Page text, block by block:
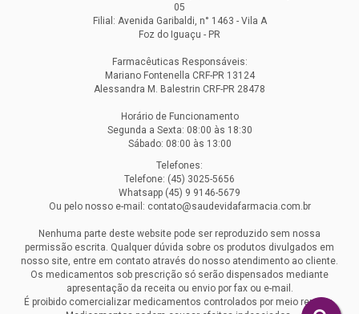
05
Filial: Avenida Garibaldi, n° 1463 - Vila A
Foz do Iguaçu - PR
Farmacêuticas Responsáveis:
Mariano Fontenella CRF-PR 13124
Alessandra M. Balestrin CRF-PR 28478
Horário de Funcionamento
Segunda a Sexta: 08:00 às 18:30
Sábado: 08:00 às 13:00
Telefones:
Telefone: (45) 3025-5656
Whatsapp (45) 9 9146-5679
Ou pelo nosso e-mail: contato@saudevidafarmacia.com.br
Nenhuma parte deste website pode ser reproduzido sem nossa
permissão escrita. Qualquer dúvida sobre os produtos divulgados em
nosso site, entre em contato através do nosso atendimento ao cliente.
Os medicamentos sob prescrição só serão dispensados mediante
apresentação da receita ou envio por fax ou e-mail.
É proibido comercializar medicamentos controlados por meio remoto.